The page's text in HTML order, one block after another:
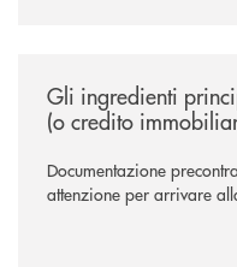
Gli ingredienti
(o credito
Documentazione
attenzione per arrivare